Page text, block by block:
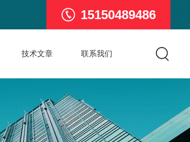
15150489486
技术文章 联系我们